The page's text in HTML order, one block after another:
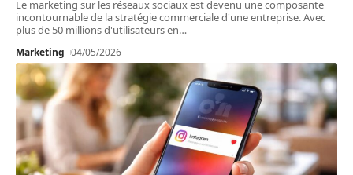
Le marketing sur les réseaux sociaux est devenu une composante
incontournable de la stratégie commerciale d'une entreprise. Avec
plus de 50 millions d'utilisateurs en…
Marketing 04/05/2026